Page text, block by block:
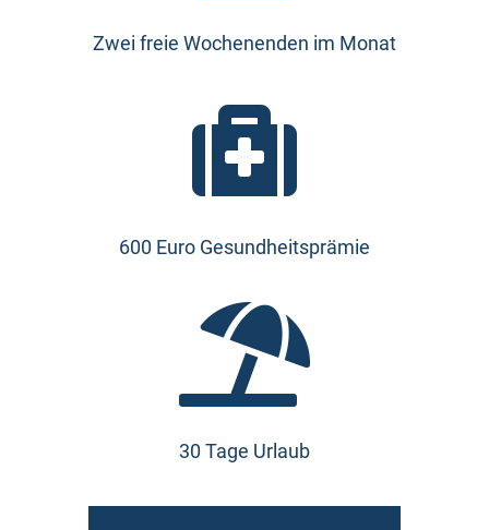
Zwei freie Wochenenden im Monat

600 Euro Gesundheitsprämie

30 Tage Urlaub